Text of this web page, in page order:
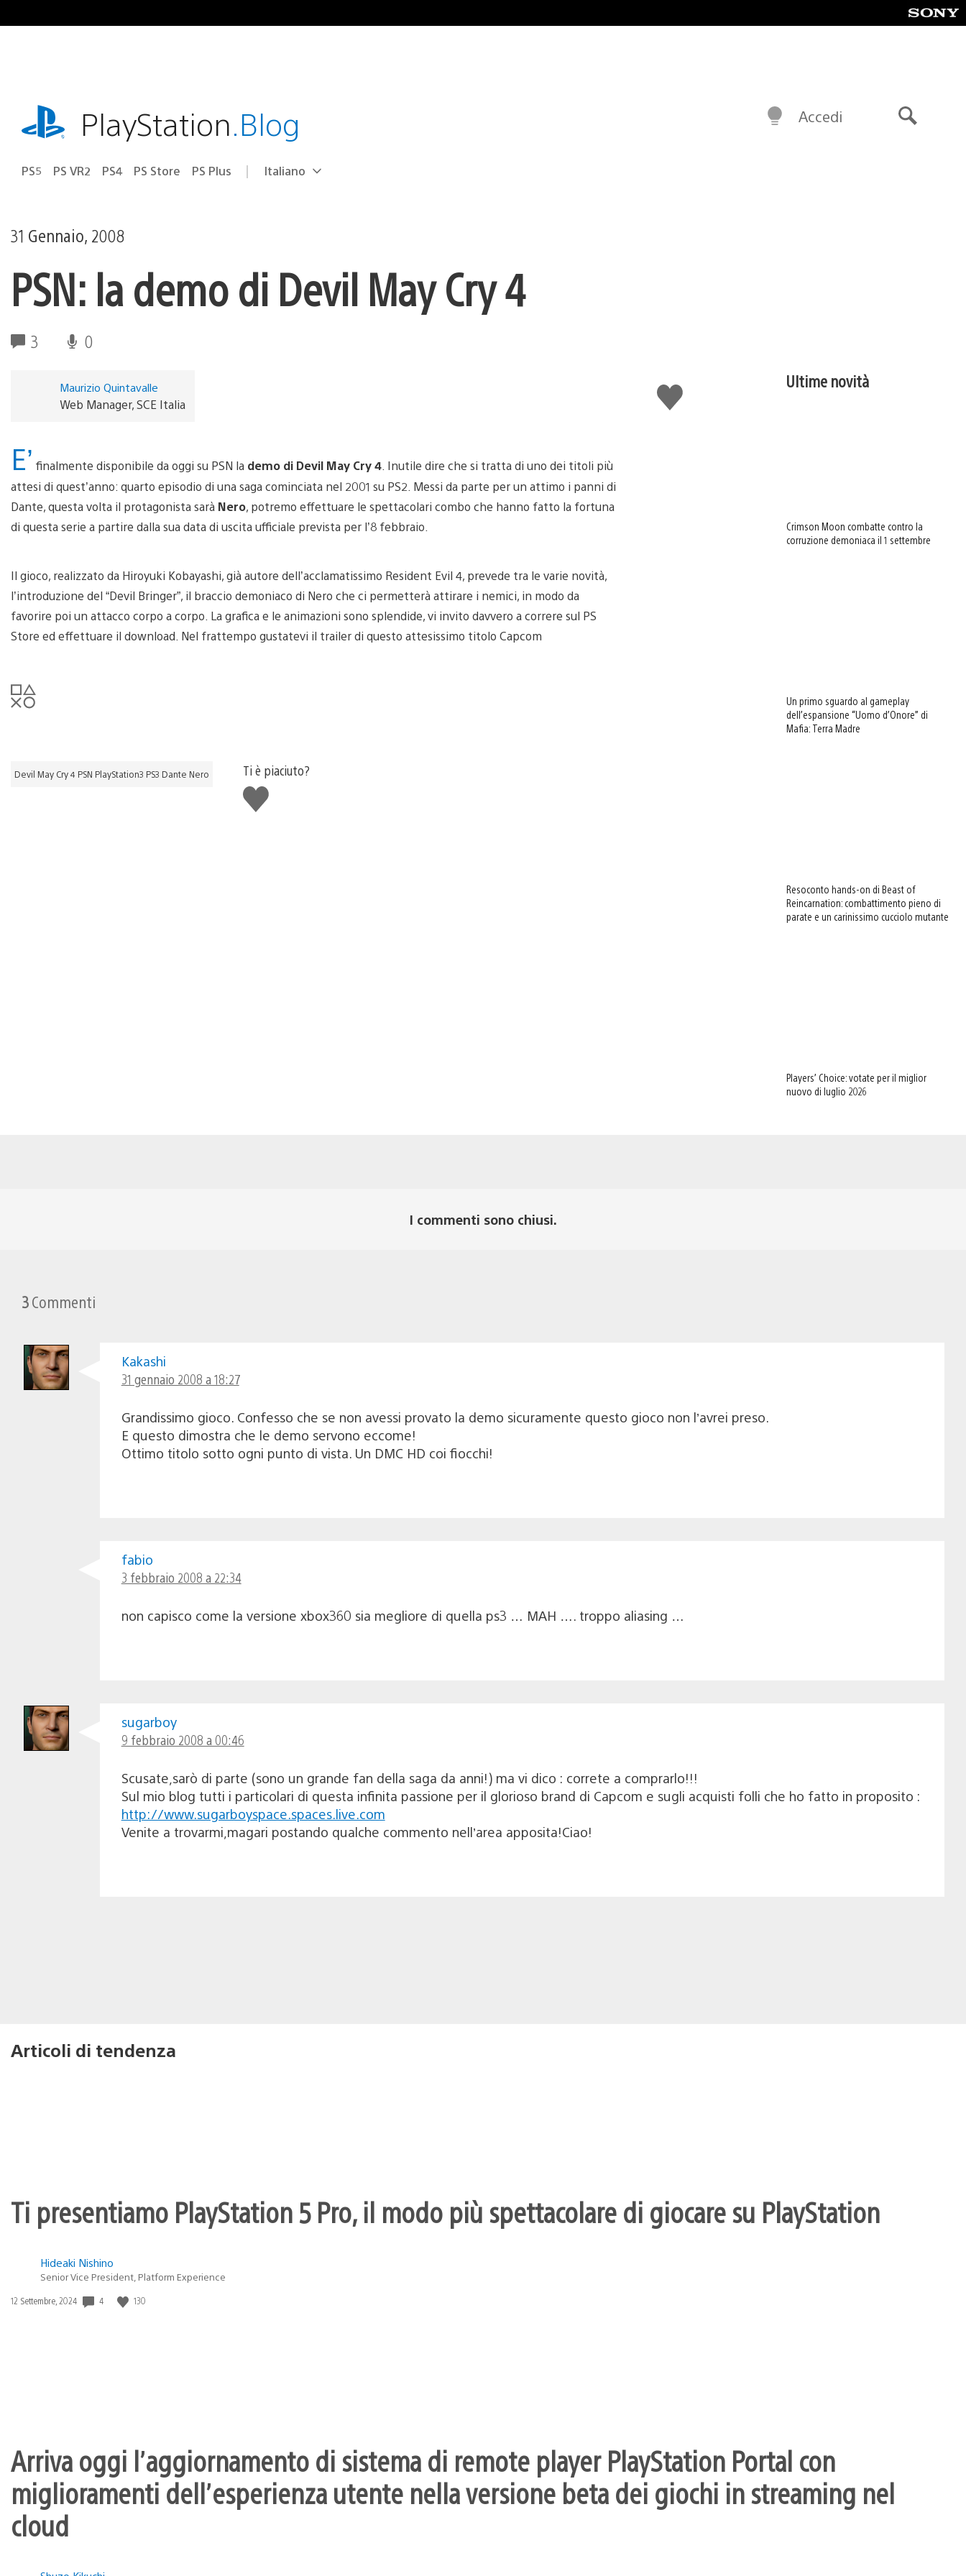
al
playstation.comPlayStation.Blog
PS5 PS VR2 PS4 PS Store PS Plus Seleziona
Regione
Italiano
Accedi
31 Gennaio, 2008
PSN: la demo di Devil May Cry 4
3 0
Mi
piace
Maurizio Quintavalle
Web Manager, SCE Italia
E’ finalmente disponibile da oggi su PSN la demo di Devil May Cry 4 . Inutile dire che si tratta di uno dei titoli più
attesi di quest’anno: quarto episodio di una saga cominciata nel 2001 su PS2. Messi da parte per un attimo i panni di
Dante, questa volta il protagonista sarà Nero, potremo effettuare le spettacolari combo che hanno fatto la fortuna
di questa serie a partire dalla sua data di uscita ufficiale prevista per l’8 febbraio.
Il gioco, realizzato da Hiroyuki Kobayashi, già autore dell’acclamatissimo Resident Evil 4, prevede tra le varie novità,
l’introduzione del “Devil Bringer”, il braccio demoniaco di Nero che ci permetterà attirare i nemici, in modo da
favorire poi un attacco corpo a corpo. La grafica e le animazioni sono splendide, vi invito davvero a correre sul PS
Store ed effettuare il download. Nel frattempo gustatevi il trailer di questo attesissimo titolo Capcom
Devil May Cry 4 PSN PlayStation3 PS3 Dante Nero
Ti è piaciuto?
Mi
piace
Ultime novità
Crimson Moon combatte contro la
corruzione demoniaca il 1 settembre
Un primo sguardo al gameplay
dell’espansione “Uomo d’Onore” di
Mafia: Terra Madre
Resoconto hands-on di Beast of
Reincarnation: combattimento pieno di
parate e un carinissimo cucciolo mutante
Players’ Choice: votate per il miglior
nuovo di luglio 2026
I commenti sono chiusi.
3Commenti
Kakashi
31 gennaio 2008 a 18:27
Grandissimo gioco. Confesso che se non avessi provato la demo sicuramente questo gioco non l’avrei preso.
E questo dimostra che le demo servono eccome!
Ottimo titolo sotto ogni punto di vista. Un DMC HD coi fiocchi!
fabio
3 febbraio 2008 a 22:34
non capisco come la versione xbox360 sia megliore di quella ps3 … MAH …. troppo aliasing …
sugarboy
9 febbraio 2008 a 00:46
Scusate,sarò di parte (sono un grande fan della saga da anni!) ma vi dico : correte a comprarlo!!!
Sul mio blog tutti i particolari di questa infinita passione per il glorioso brand di Capcom e sugli acquisti folli che ho fatto in proposito :
http://www.sugarboyspace.spaces.live.com
Venite a trovarmi,magari postando qualche commento nell’area apposita!Ciao!
Articoli di tendenza
Ti presentiamo PlayStation 5 Pro, il modo più spettacolare di giocare su PlayStation
Hideaki Nishino
Senior Vice President, Platform Experience
Data
12 Settembre, 2024 4 130
Arriva oggi l’aggiornamento di sistema di remote player PlayStation Portal con
miglioramenti dell’esperienza utente nella versione beta dei giochi in streaming nel
cloud